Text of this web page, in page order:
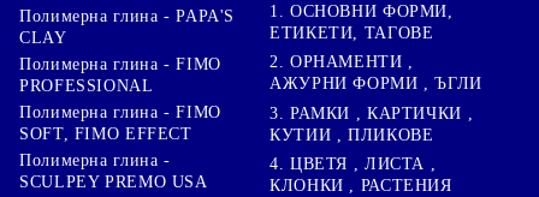
Полимерна глина - PAPA'S
CLAY
Полимерна глина - FIMO
PROFESSIONAL
Полимерна глина - FIMO
SOFT, FIMO EFFECT
Полимерна глина -
SCULPEY PREMO USA
1. ОСНОВНИ ФОРМИ,
ЕТИКЕТИ, ТАГОВЕ
2. ОРНАМЕНТИ ,
АЖУРНИ ФОРМИ , ЪГЛИ
3. РАМКИ , КАРТИЧКИ ,
КУТИИ , ПЛИКОВЕ
4. ЦВЕТЯ , ЛИСТА ,
КЛОНКИ , РАСТЕНИЯ